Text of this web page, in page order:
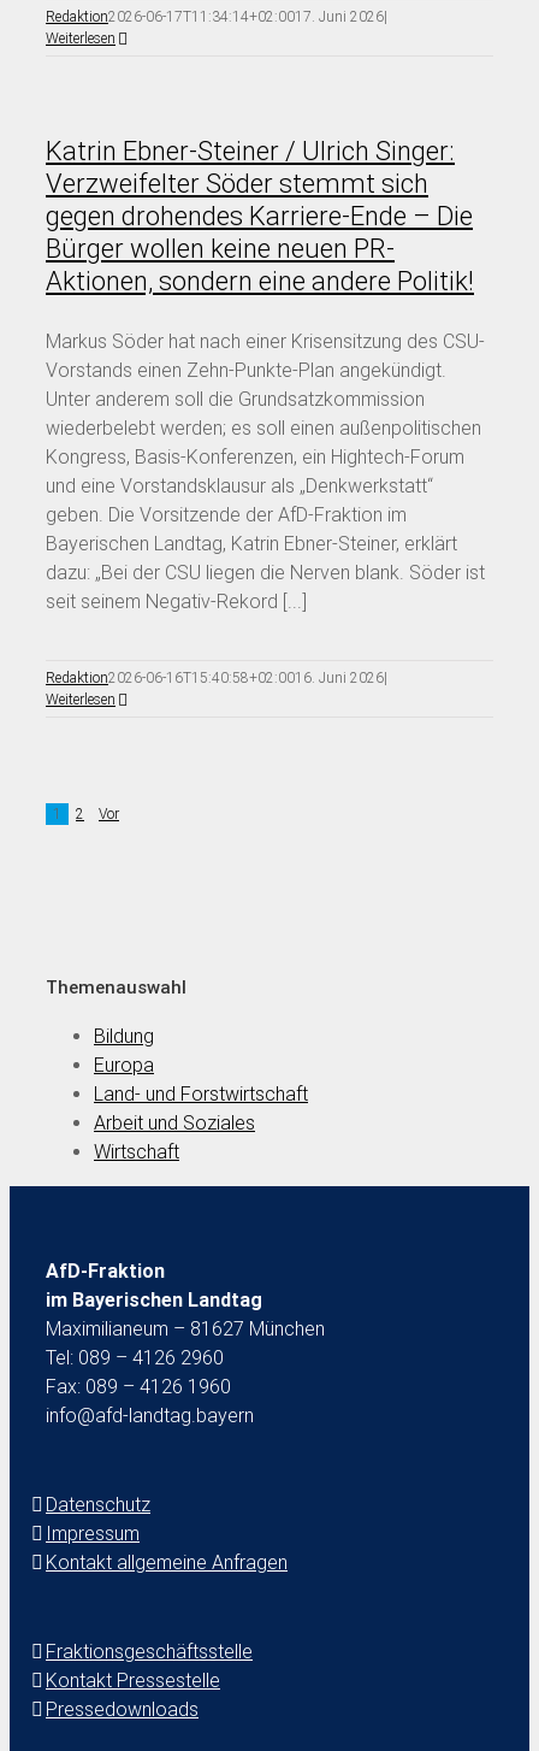
Redaktion2026-06-17T11:34:14+02:0017. Juni 2026|
Weiterlesen
Katrin Ebner-Steiner / Ulrich Singer:
Verzweifelter Söder stemmt sich
gegen drohendes Karriere-Ende – Die
Bürger wollen keine neuen PR-
Aktionen, sondern eine andere Politik!
Markus Söder hat nach einer Krisensitzung des CSU-
Vorstands einen Zehn-Punkte-Plan angekündigt.
Unter anderem soll die Grundsatzkommission
wiederbelebt werden; es soll einen außenpolitischen
Kongress, Basis-Konferenzen, ein Hightech-Forum
und eine Vorstandsklausur als „Denkwerkstatt“
geben. Die Vorsitzende der AfD-Fraktion im
Bayerischen Landtag, Katrin Ebner-Steiner, erklärt
dazu: „Bei der CSU liegen die Nerven blank. Söder ist
seit seinem Negativ-Rekord [...]
Redaktion2026-06-16T15:40:58+02:0016. Juni 2026|
Weiterlesen
1 2 Vor
Themenauswahl
Bildung
Europa
Land- und Forstwirtschaft
Arbeit und Soziales
Wirtschaft
AfD-Fraktion
im Bayerischen Landtag
Maximilianeum – 81627 München
Tel: 089 – 4126 2960
Fax: 089 – 4126 1960
info@afd-landtag.bayern
Datenschutz
Impressum
Kontakt allgemeine Anfragen
Fraktionsgeschäftsstelle
Kontakt Pressestelle
Pressedownloads